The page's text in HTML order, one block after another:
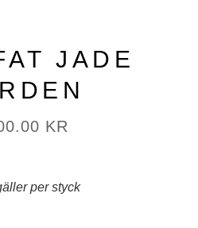
JADE
KR
per styck